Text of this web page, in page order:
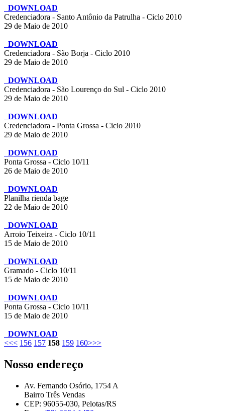
DOWNLOAD
Credenciadora - Santo Antônio da Patrulha - Ciclo 2010
29 de Maio de 2010
DOWNLOAD
Credenciadora - São Borja - Ciclo 2010
29 de Maio de 2010
DOWNLOAD
Credenciadora - São Lourenço do Sul - Ciclo 2010
29 de Maio de 2010
DOWNLOAD
Credenciadora - Ponta Grossa - Ciclo 2010
29 de Maio de 2010
DOWNLOAD
Ponta Grossa - Ciclo 10/11
26 de Maio de 2010
DOWNLOAD
Planilha rienda bage
22 de Maio de 2010
DOWNLOAD
Arroio Teixeira - Ciclo 10/11
15 de Maio de 2010
DOWNLOAD
Gramado - Ciclo 10/11
15 de Maio de 2010
DOWNLOAD
Ponta Grossa - Ciclo 10/11
15 de Maio de 2010
DOWNLOAD
<<< 156 157 158 159 160>>>
Nosso endereço
Av. Fernando Osório, 1754 A
Bairro Três Vendas
CEP: 96055-030, Pelotas/RS